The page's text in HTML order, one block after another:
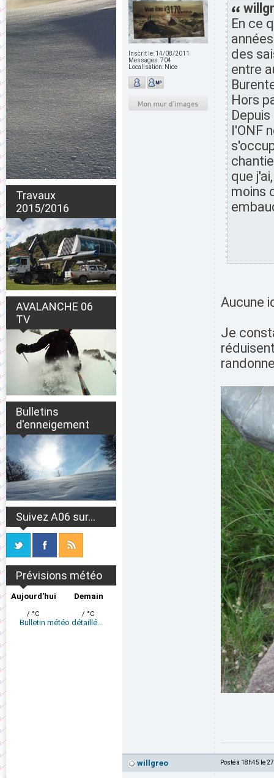
Travaux
2015/2016
AVALANCHE 06
TV
Bulletins
d'enneigement
Suivez A06 sur...
Prévisions météo
Aujourd'hui
/ °C
Demain
/ °C
Bulletin météo détaillé...
Inscrit le: 14/08/2011
Messages:704
Localisation: Nice
En ce
des
entre
Hors
l'ONF
que
moins
Aucune
Je
willgreo Posté à 18h45 le